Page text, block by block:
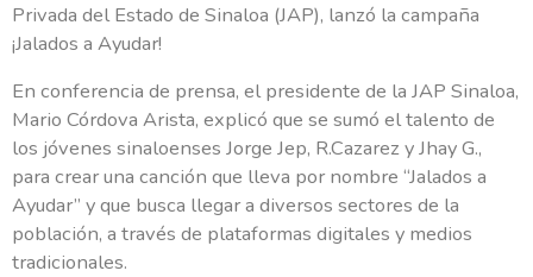
Privada del Estado de Sinaloa (JAP), lanzó la campaña
¡Jalados a Ayudar!
En conferencia de prensa, el presidente de la JAP Sinaloa,
Mario Córdova Arista, explicó que se sumó el talento de
los jóvenes sinaloenses Jorge Jep, R.Cazarez y Jhay G.,
para crear una canción que lleva por nombre “Jalados a
Ayudar” y que busca llegar a diversos sectores de la
población, a través de plataformas digitales y medios
tradicionales.